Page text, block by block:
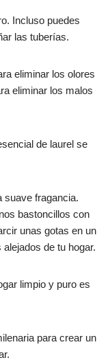
Incluso puedes
las tuberías.
eliminar los olores
eliminar los malos
de laurel se
suave fragancia.
bastoncillos con
unas gotas en un
de tu hogar.
limpio y puro es
para crear un